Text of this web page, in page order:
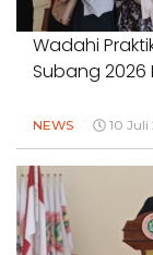
Wadahi
Subang 2026
NEWS 10 Juli